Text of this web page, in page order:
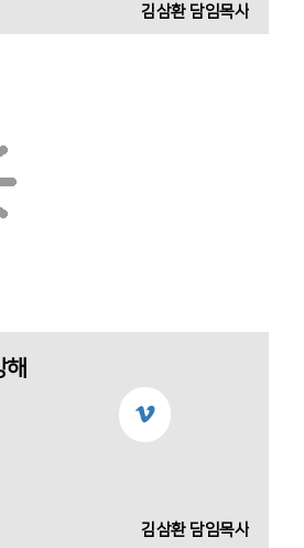
김삼환 담임목사
해
김삼환 담임목사